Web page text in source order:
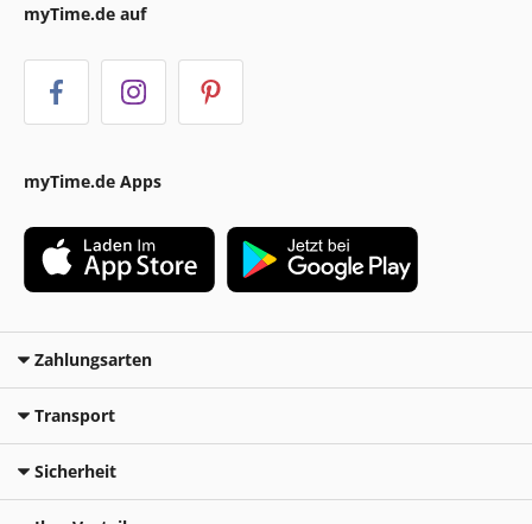
myTime.de auf
myTime.de Apps
Zahlungsarten
Transport
Sicherheit